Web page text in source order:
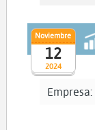
2024
Noviembre
12
Empresa: